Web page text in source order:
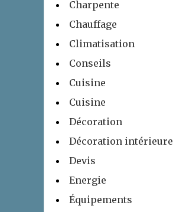
Charpente
Chauffage
Climatisation
Conseils
Cuisine
Cuisine
Décoration
Décoration intérieure
Devis
Energie
Équipements